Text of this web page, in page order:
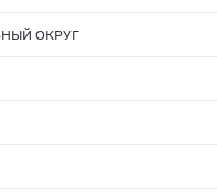
ОКРУГ